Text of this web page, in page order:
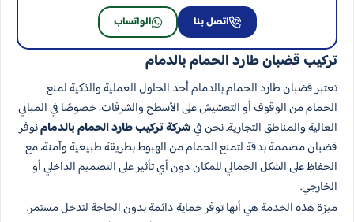
اتصل بنا الواتساب
تركيب قضبان طارد الحمام بالدمام
تعتبر قضبان طارد الحمام بالدمام أحد الحلول العملية والذكية لمنع
الحمام من الوقوف أو التعشيش على الأسطح والشرفات، خصوصًا في المباني
العالية والمناطق التجارية. نحن فيشركة تركيب طارد الحمام بالدمامنوفر
قضبان مصممة بدقة لتمنع الحمام من الهبوط بطريقة طبيعية وآمنة، مع
الحفاظ على الشكل الجمالي للمكان دون أي تأثير على التصميم الداخلي أو
الخارجي.
ميزة هذه الخدمة هي أنها توفر حماية دائمة بدون الحاجة لتدخل مستمر.